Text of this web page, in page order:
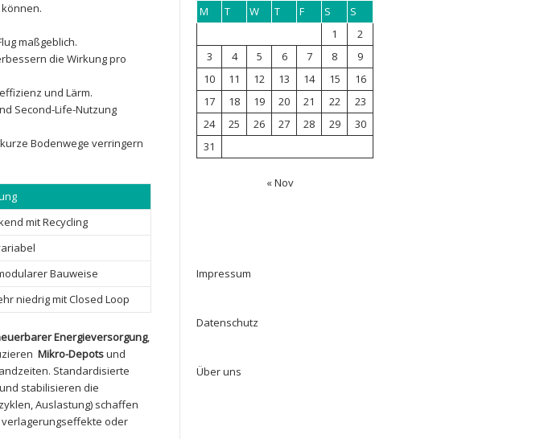
​maßgeblich.
die Wirkung pro
‌und Lärm.
Second-Life-Nutzung
⁣Bodenwege verringern
mit Recycling
Bauweise
‍niedrig mit Closed Loop
Energieversorgung,
Mikro-Depots‍und
Standardisierte
stabilisieren die
Auslastung) schaffen
oder
M
T W T F S
S
1
2
3
4 5 6 7 8
9
10
11 12 13 14 15
16
17
18 19 20 21 22
23
24
25 26 27 28 29
30
31
« Nov
Impressum
Datenschutz
Über uns